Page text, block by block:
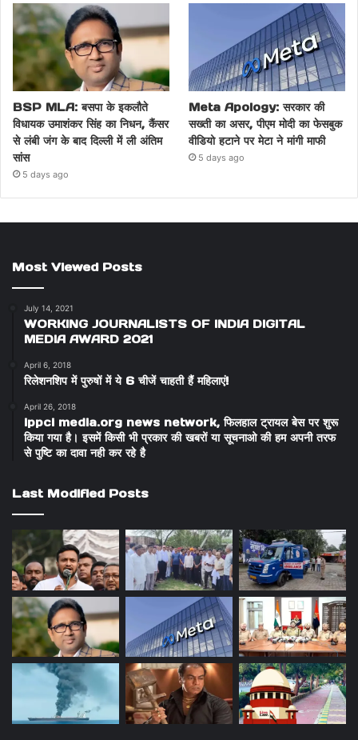
BSP MLA: बसपा के इकलौते
विधायक उमाशंकर सिंह का निधन, कैंसर
से लंबी जंग के बाद दिल्ली में ली अंतिम
सांस
5 days ago
Meta Apology: सरकार की
सख्ती का असर, पीएम मोदी का फेसबुक
वीडियो हटाने पर मेटा ने मांगी माफी
5 days ago
Most Viewed Posts
July 14, 2021
WORKING JOURNALISTS OF INDIA DIGITAL
MEDIA AWARD 2021
April 6, 2018
रिलेशनशिप में पुरुषों में ये 6 चीजें चाहती हैं महिलाएं!
April 26, 2018
ippci media.org news network, फिलहाल ट्रायल बेस पर शुरू
किया गया है। इसमें किसी भी प्रकार की खबरों या सूचनाओ की हम अपनी तरफ
से पुष्टि का दावा नही कर रहे है
Last Modified Posts